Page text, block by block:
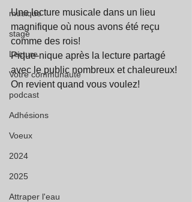
musique
stage
Lecture
Votre communauté
podcast
Adhésions
Voeux
2024
2025
Attraper l'eau
Une lecture musicale dans un lieu
magnifique où nous avons été reçu
comme des rois!
Pique-nique après la lecture partagé
avec le public nombreux et chaleureux!
On revient quand vous voulez!